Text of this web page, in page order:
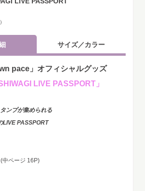
サイズ／カラー
pace」オフィシャルグッズ
LIVE PASSPORT」
ンプが集められる
LIVE PASSPORT
中ページ 16P)